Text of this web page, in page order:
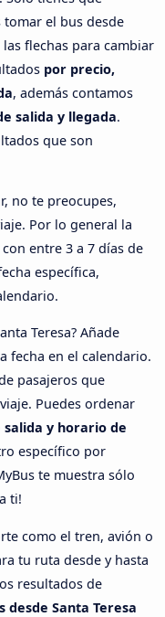
el bus desde
flechas para cambiar
por precio,
, además contamos
salida y llegada.
que son
no te preocupes,
Por lo general la
entre 3 a 7 días de
específica,
Teresa? Añade
fecha en el calendario.
pasajeros que
Puedes ordenar
y horario de
específico por
te muestra sólo
ti!
como el tren, avión o
tu ruta desde y hasta
resultados de
desde Santa Teresa